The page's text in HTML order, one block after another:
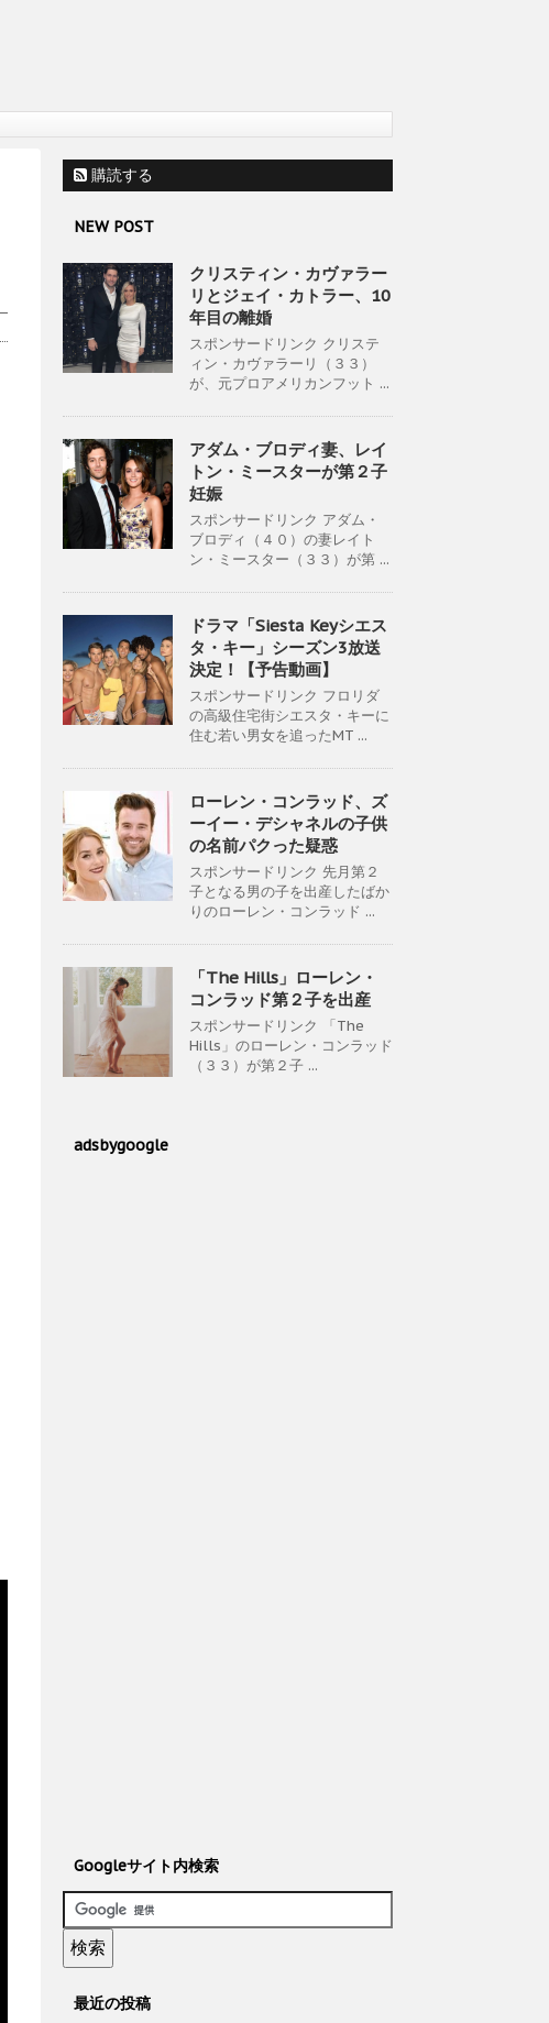
購読する
NEW POST
クリスティン・カヴァラー
リとジェイ・カトラー、10
年目の離婚
スポンサードリンク クリステ
ィン・カヴァラーリ（３３）
が、元プロアメリカンフット ...
アダム・ブロディ妻、レイ
トン・ミースターが第２子
妊娠
スポンサードリンク アダム・
ブロディ（４０）の妻レイト
ン・ミースター（３３）が第 ...
ドラマ「Siesta Keyシエス
タ・キー」シーズン3放送
決定！【予告動画】
スポンサードリンク フロリダ
の高級住宅街シエスタ・キーに
住む若い男女を追ったMT ...
ローレン・コンラッド、ズ
ーイー・デシャネルの子供
の名前パクった疑惑
スポンサードリンク 先月第２
子となる男の子を出産したばか
りのローレン・コンラッド ...
「The Hills」ローレン・
コンラッド第２子を出産
スポンサードリンク 「The
Hills」のローレン・コンラッド
（３３）が第２子 ...
adsbygoogle
Googleサイト内検索
最近の投稿